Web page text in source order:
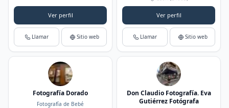
Ver perfil
Llamar Sitio web
Ver perfil
Llamar Sitio web
Fotografía Dorado
Fotografía de Bebé
Don Claudio Fotografía. Eva
Gutiérrez Fotógrafa